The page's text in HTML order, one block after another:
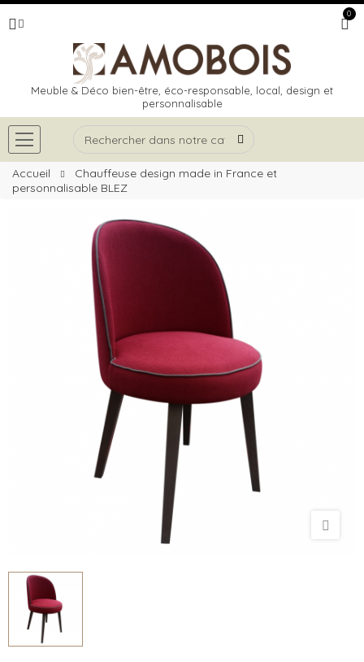
0
Meuble & Déco bien-être, éco-responsable, local, design et
personnalisable
Accueil
Chauffeuse design made in France et
personnalisable BLEZ